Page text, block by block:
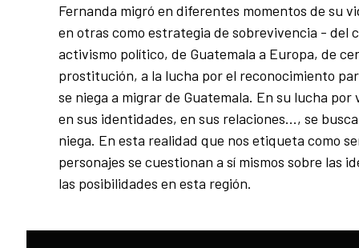
Fernanda migró en diferentes momentos de su
en otras como estrategia de sobrevivencia - del
activismo político, de Guatemala a Europa, de
prostitución, a la lucha por el reconocimiento
se niega a migrar de Guatemala. En su lucha
en sus identidades, en sus relaciones..., se
niega. En esta realidad que nos etiqueta como
personajes se cuestionan a sí mismos sobre las
las posibilidades en esta región.